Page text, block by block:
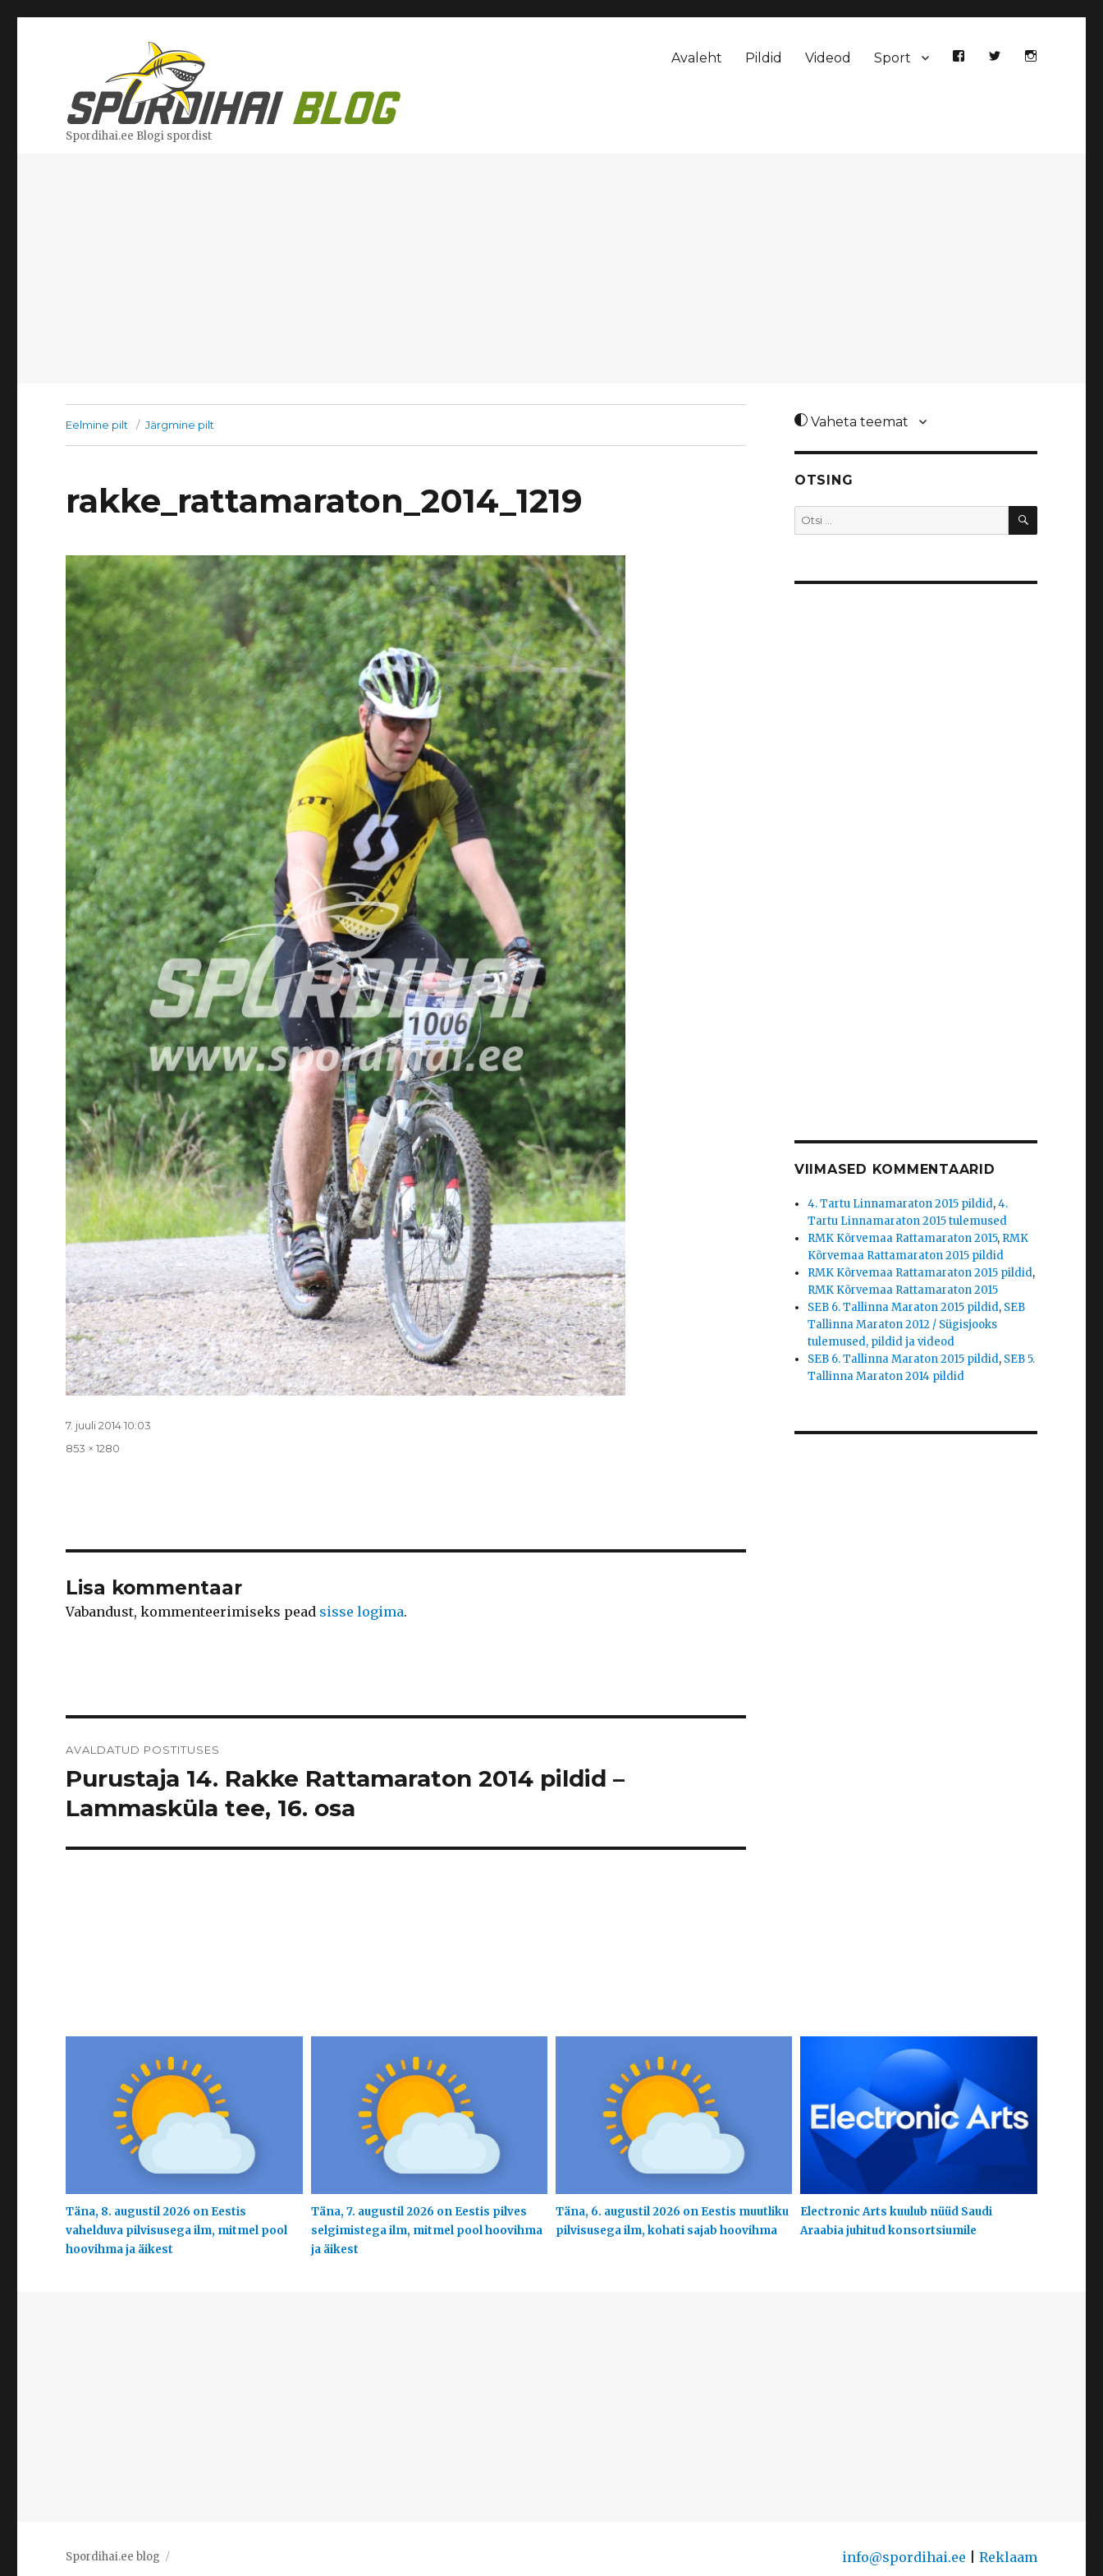
Spordihai.ee Blogi spordist
Avaleht Pildid Videod Sport
Eelmine pilt Järgmine pilt
rakke_rattamaraton_2014_1219
Postitatud
7. juuli 2014 10:03
Täissuurus
853 × 1280
Lisa kommentaar
Vabandust, kommenteerimiseks pead sisse logima.
AVALDATUD POSTITUSES
Purustaja 14. Rakke Rattamaraton 2014 pildid –
Lammasküla tee, 16. osa
Vaheta teemat
OTSING
Otsi: OTSI
VIIMASED KOMMENTAARID
4. Tartu Linnamaraton 2015 pildid,4.
Tartu Linnamaraton 2015 tulemused
RMK Kõrvemaa Rattamaraton 2015, RMK
Kõrvemaa Rattamaraton 2015 pildid
RMK Kõrvemaa Rattamaraton 2015 pildid,
RMK Kõrvemaa Rattamaraton 2015
SEB 6. Tallinna Maraton 2015 pildid, SEB
Tallinna Maraton 2012 / Sügisjooks
tulemused, pildid ja videod
SEB 6. Tallinna Maraton 2015 pildid, SEB 5.
Tallinna Maraton 2014 pildid
Täna, 8. augustil 2026 on Eestis
vahelduva pilvisusega ilm, mitmel pool
hoovihma ja äikest
Täna, 7. augustil 2026 on Eestis pilves
selgimistega ilm, mitmel pool hoovihma
ja äikest
Täna, 6. augustil 2026 on Eestis muutliku
pilvisusega ilm, kohati sajab hoovihma
Electronic Arts kuulub nüüd Saudi
Araabia juhitud konsortsiumile
Spordihai.ee blog info@spordihai.ee Reklaam